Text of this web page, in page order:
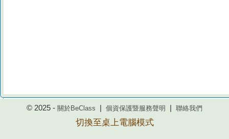
© 2025 - 關於BeClass 個資保護暨服務聲明 聯絡我們
切換至桌上電腦模式